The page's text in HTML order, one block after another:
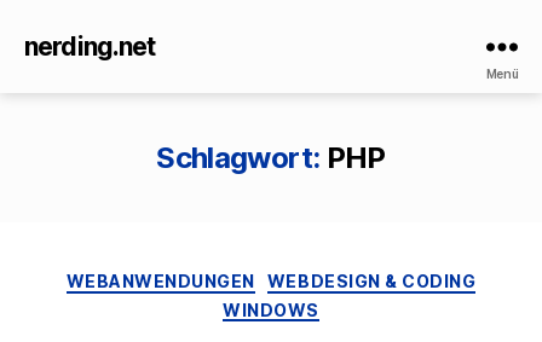
nerding.net
Menü
Schlagwort: PHP
Kategorien
WEBANWENDUNGEN
WEBDESIGN & CODING
WINDOWS